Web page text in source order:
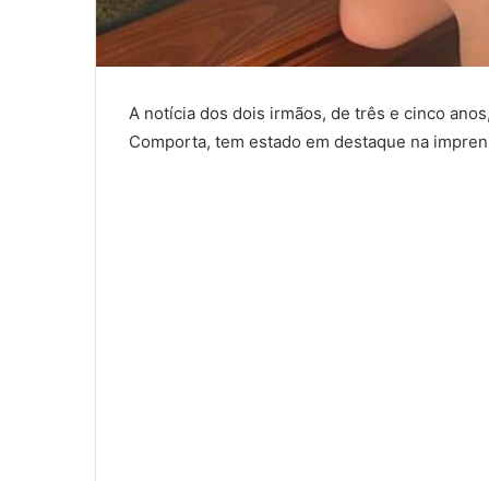
A notícia dos dois irmãos, de três e cinco
Comporta, tem estado em destaque na